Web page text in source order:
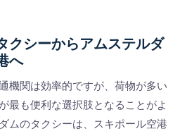
クシーからアムステルダ
へ
機関は効率的ですが、荷物が多い
最も便利な選択肢となることがよ
ムのタクシーは、スキポール空港